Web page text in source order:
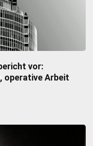
vor:
operative Arbeit